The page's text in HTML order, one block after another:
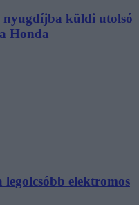
nyugdíjba küldi utolsó
Honda
elektromos